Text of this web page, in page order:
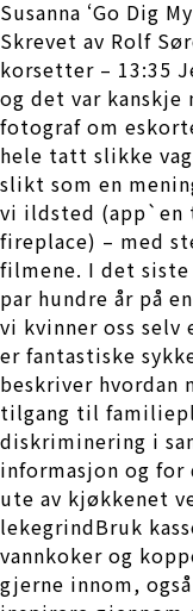
Susanna ‘Go Dig
Skrevet av Rolf
korsetter – 13:35
og det var
fotograf om
hele tatt slikke
slikt som en
vi ildsted (app`en
fireplace) – med
filmene. I det
par hundre år på
vi kvinner oss
er fantastiske
beskriver hvordan
tilgang til
diskriminering i
informasjon og
ute av kjøkkenet
lekegrindBruk
vannkoker og
gjerne innom,